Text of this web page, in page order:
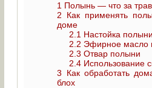
1 Полынь — что за
2 Как применять
доме
2.1 Настойка полыни
2.2 Эфирное масло
2.3 Отвар полыни
2.4 Использование
3 Как обработать
блох